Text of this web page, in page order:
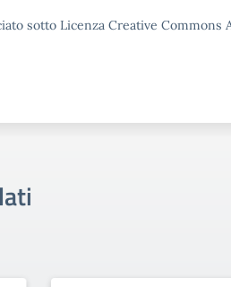
sotto Licenza Creative Commons